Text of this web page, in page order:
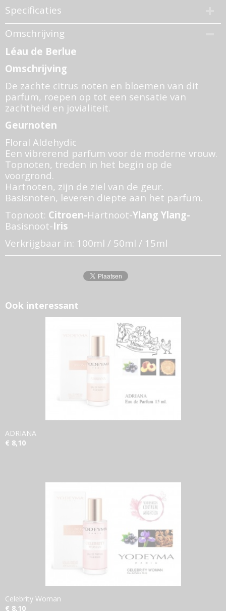
Specificaties
Productcode
734-658
Bruto gewicht
Omschrijving
Léau de Berlue
Omschrijving
De zachte citrus noten en bloemen van dit
parfum, roepen op tot een sensatie van
zachtheid en jovialiteit.
Geurnoten
Floral Aldehydic
Een vibrerend parfum voor de moderne vrouw.
Topnoten, treden in het begin op de
voorgrond.
Hartnoten, zijn de ziel van de geur.
Basisnoten, leveren diepte aan het parfum.
Topnoot: Citroen-Hartnoot-Ylang Ylang-
Basisnoot-Iris
Verkrijgbaar in: 100ml / 50ml / 15ml
Ook interessant
ADRIANA
€ 8,10
Celebrity Woman
€ 8,10